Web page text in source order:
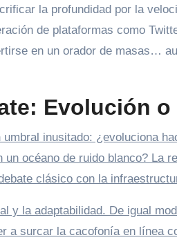
la profundidad por la
de plataformas como
en un orador de masas…
Evolución
inusitado: ¿evoluciona
océano de ruido blanco? La
clásico con la
y la adaptabilidad. De igual
a surcar la cacofonía en línea